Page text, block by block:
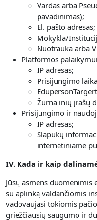
Vardas arba
pavadinimas);
El. pašto adresas;
Mokykla/
Nuotrauka arba
Platformos
IP adresas;
Prisijungimo
Žurnalinių įrašų
Prisijungimo ir
IP adresas;
Slapukų
internetiniame
IV. Kada ir kaip
Jūsų asmens
su aplinką valdančiomis
vadovaujasi tokiomis
griežčiausių saugumo ir